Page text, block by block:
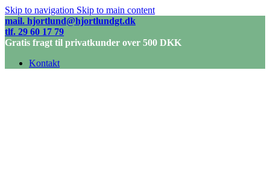
Skip to navigation Skip to main content
mail. hjortlund@hjortlundgt.dk
tlf. 29 60 17 79
Gratis fragt til privatkunder over 500 DKK
Kontakt